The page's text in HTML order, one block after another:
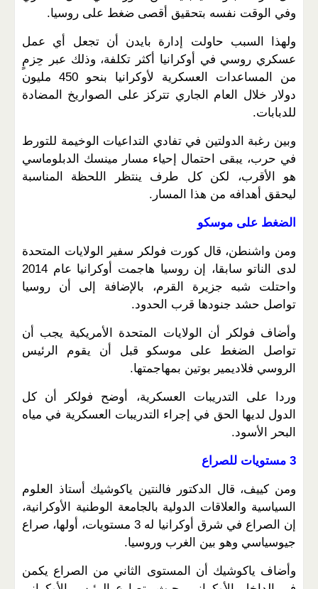
وفي الوقت نفسه بتحقيق أقصى ضغط على روسيا.
ولهذا السبب حاولت إدارة بايدن أن تجعل أي عمل
عسكري روسي في أوكرانيا أكثر تكلفة، وذلك عبر حِزمٍ
من المساعدات العسكرية لأوكرانيا بنحو 450 مليون
دولار خلال العام الجاري تتركز على الصواريخ المضادة
للدبابات.
وبين رغبة الدولتين في تفادي التداعيات الوخيمة للتورط
في حرب، يبقى احتمال إحياء مسار مينسك الدبلوماسي
هو الأقرب، لكن كل طرف ينتظر اللحظة المناسبة
ليحقق أهدافه من هذا المسار.
الضغط على موسكو
ومن واشنطن، قال كورت فولكر سفير الولايات المتحدة
لدى الناتو سابقا، إن روسيا هاجمت أوكرانيا عام 2014
واحتلت شبه جزيرة القرم، بالإضافة إلى أن روسيا
تواصل حشد جنودها قرب الحدود.
وأضاف فولكر أن الولايات المتحدة الأمريكية يجب أن
تواصل الضغط على موسكو قبل أن يقوم الرئيس
الروسي فلاديمير بوتين بمهاجمتها.
وردا على التدريبات العسكرية، أوضح فولكر أن كل
الدول لديها الحق في إجراء التدريبات العسكرية في مياه
البحر الأسود.
3 مستويات للصراع
ومن كييف، قال الدكتور فالنتين ياكوشيك أستاذ العلوم
السياسية والعلاقات الدولية بالجامعة الوطنية الأوكرانية،
إن الصراع في شرق أوكرانيا له 3 مستويات، أولها، صراع
جيوسياسي وهو بين الغرب وروسيا.
وأضاف ياكوشيك أن المستوى الثاني من الصراع يكمن